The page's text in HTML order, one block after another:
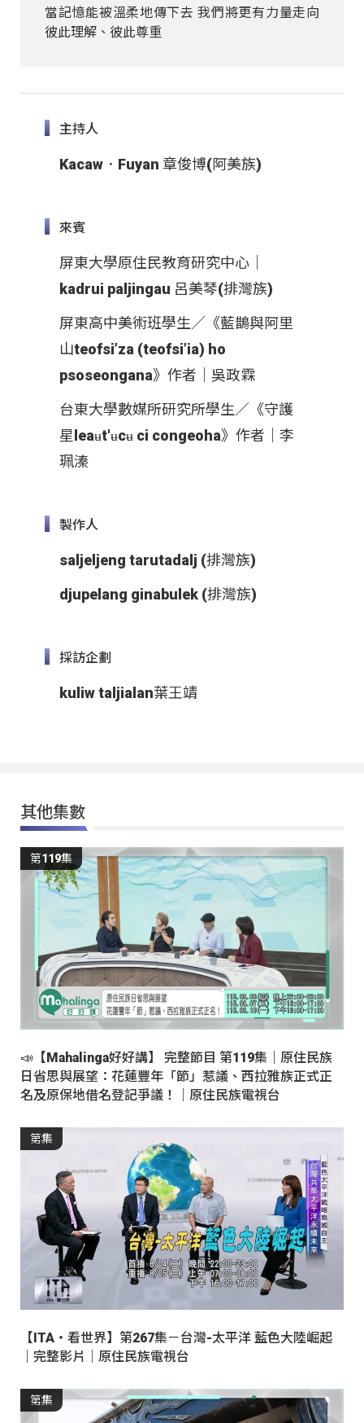
當記憶能被溫柔地傳下去 我們將更有力量走向
彼此理解、彼此尊重
主持人
Kacaw．Fuyan 章俊博(阿美族)
來賓
屏東大學原住民教育研究中心｜
kadrui paljingau 呂美琴(排灣族)
屏東高中美術班學生／《藍鵲與阿里
山teofsi’za (teofsi’ia) ho
psoseongana》作者｜吳政霖
台東大學數媒所研究所學生／《守護
星leaʉt'ʉcʉ ci congeoha》作者｜李
珮溱
製作人
saljeljeng tarutadalj (排灣族)
djupelang ginabulek (排灣族)
採訪企劃
kuliw taljialan葉王靖
其他集數
第119集
📣【Mahalinga好好講】 完整節目 第119集｜原住民族
日省思與展望：花蓮豐年「節」惹議、西拉雅族正式正
名及原保地借名登記爭議！｜原住民族電視台
第集
【ITA・看世界】第267集－台灣-太平洋 藍色大陸崛起
｜完整影片｜原住民族電視台
第集